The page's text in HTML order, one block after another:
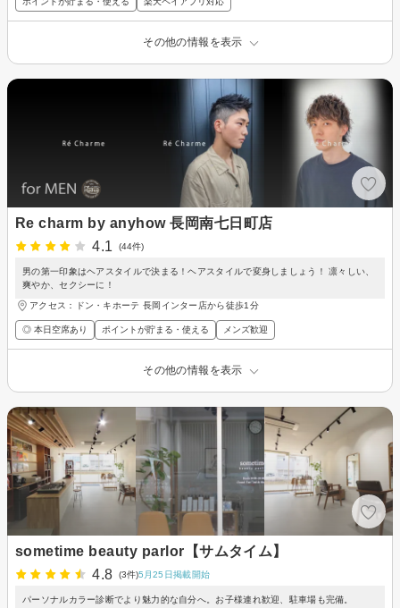
その他の情報を表示
Re charm by anyhow 長岡南七日町店
4.1
(44件)
男の第一印象はヘアスタイルで決まる！ヘアスタイルで変身しましょう！ 凛々しい、
爽やか、セクシーに！
アクセス：ドン・キホーテ 長岡インター店から徒歩1分
◎ 本日空席あり ポイントが貯まる・使える メンズ歓迎
その他の情報を表示
sometime beauty parlor【サムタイム】
4.8
(3件)5月25日掲載開始
パーソナルカラー診断でより魅力的な自分へ。お子様連れ歓迎、駐車場も完備。